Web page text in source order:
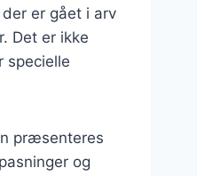
er gået i arv
Det er ikke
specielle
præsenteres
og